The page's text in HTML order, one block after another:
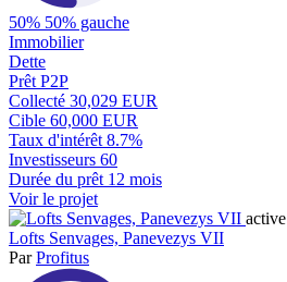
50% 50% gauche
Immobilier
Dette
Prêt P2P
Collecté 30,029 EUR
Cible 60,000 EUR
Taux d'intérêt 8.7%
Investisseurs 60
Durée du prêt 12 mois
Voir le projet
active
Lofts Senvages, Panevezys VII
ParProfitus